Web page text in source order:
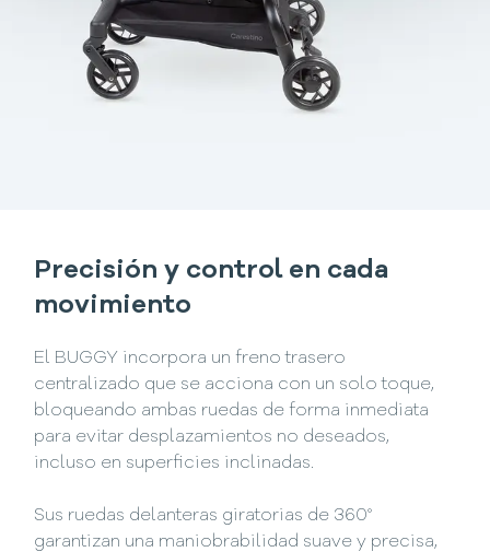
Precisión y control en cada
movimiento
El BUGGY incorpora un freno trasero
centralizado que se acciona con un solo toque,
bloqueando ambas ruedas de forma inmediata
para evitar desplazamientos no deseados,
incluso en superficies inclinadas.
Sus ruedas delanteras giratorias de 360°
garantizan una maniobrabilidad suave y precisa,